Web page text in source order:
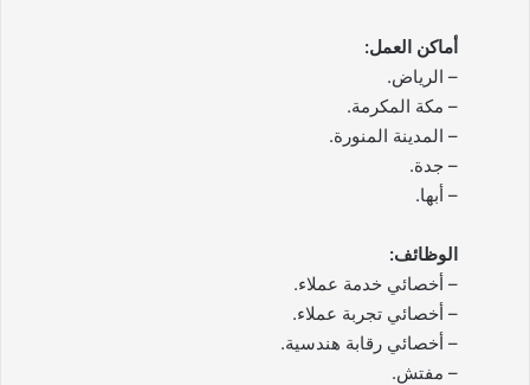
أماكن العمل:
– الرياض.
– مكة المكرمة.
– المدينة المنورة.
– جدة.
– أبها.
الوظائف:
– أخصائي خدمة عملاء.
– أخصائي تجربة عملاء.
– أخصائي رقابة هندسية.
– مفتش.